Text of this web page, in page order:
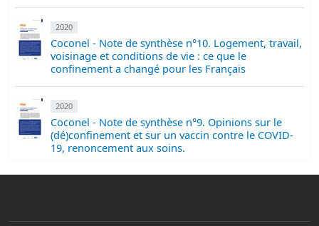
2020
Coconel - Note de synthèse n°10. Logement, travail,
voisinage et conditions de vie : ce que le
confinement a changé pour les Français
2020
Coconel - Note de synthèse n°9. Opinions sur le
(dé)confinement et sur un vaccin contre le COVID-
19, renoncement aux soins.